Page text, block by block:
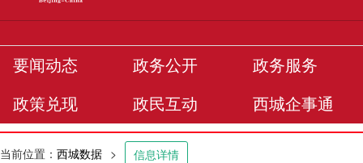
要闻动态 政务公开 政务服务
政策兑现 政民互动 西城企事通
当前位置： 西城数据 > 信息详情